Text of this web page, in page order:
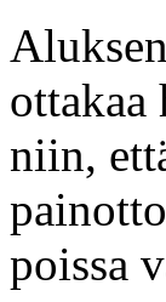
ottakaa
niin,
poissa